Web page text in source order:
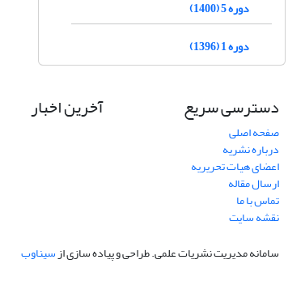
دوره 5 (1400)
دوره 1 (1396)
دسترسی سریع
صفحه اصلی
درباره نشریه
اعضای هیات تحریریه
ارسال مقاله
تماس با ما
نقشه سایت
آخرین اخبار
سامانه مدیریت نشریات علمی.طراحی و پیاده سازی ازسیناوب